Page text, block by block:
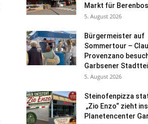
Markt für
5. August 2026
Bürgermeister auf
Sommertour –
Provenzano
Garbsener
5. August 2026
Steinofenpizza
„Zio Enzo“ zieht ins
Planetencenter